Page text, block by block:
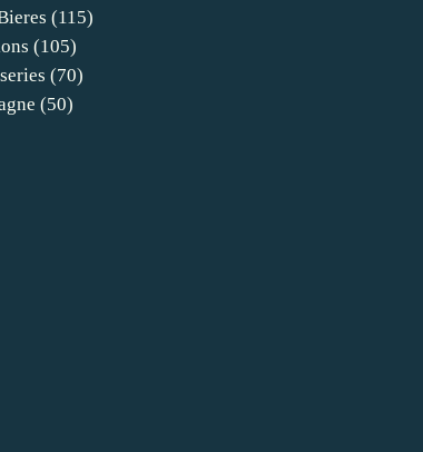
(115)
(105)
(70)
(50)